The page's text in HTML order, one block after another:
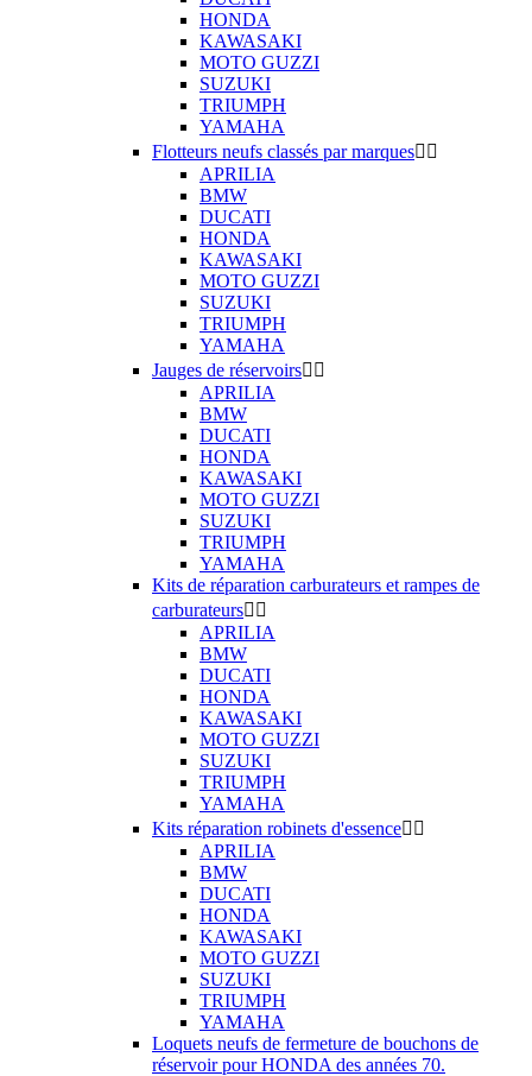
HONDA
KAWASAKI
MOTO GUZZI
SUZUKI
TRIUMPH
YAMAHA
Flotteurs neufs classés par marques 
APRILIA
BMW
DUCATI
HONDA
KAWASAKI
MOTO GUZZI
SUZUKI
TRIUMPH
YAMAHA
Jauges de réservoirs 
APRILIA
BMW
DUCATI
HONDA
KAWASAKI
MOTO GUZZI
SUZUKI
TRIUMPH
YAMAHA
Kits de réparation carburateurs et rampes de
carburateurs 
APRILIA
BMW
DUCATI
HONDA
KAWASAKI
MOTO GUZZI
SUZUKI
TRIUMPH
YAMAHA
Kits réparation robinets d'essence 
APRILIA
BMW
DUCATI
HONDA
KAWASAKI
MOTO GUZZI
SUZUKI
TRIUMPH
YAMAHA
Loquets neufs de fermeture de bouchons de
réservoir pour HONDA des années 70.